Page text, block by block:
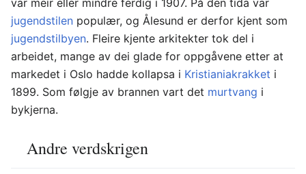
var meir eller mindre ferdig i 1907. På den tida var
jugendstilen populær, og Ålesund er derfor kjent som
jugendstilbyen. Fleire kjente arkitekter tok del i
arbeidet, mange av dei glade for oppgåvene etter at
markedet i Oslo hadde kollapsa i Kristianiakrakket i
1899. Som følgje av brannen vart det murtvang i
bykjerna.
Andre verdskrigen